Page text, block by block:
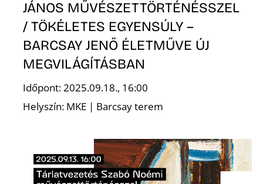
JÁNOS MŰVÉSZETTÖRTÉNÉSSZEL
/ TÖKÉLETES EGYENSÚLY –
BARCSAY JENŐ ÉLETMŰVE ÚJ
MEGVILÁGÍTÁSBAN
Időpont: 2025.09.18., 16:00
Helyszín: MKE | Barcsay terem